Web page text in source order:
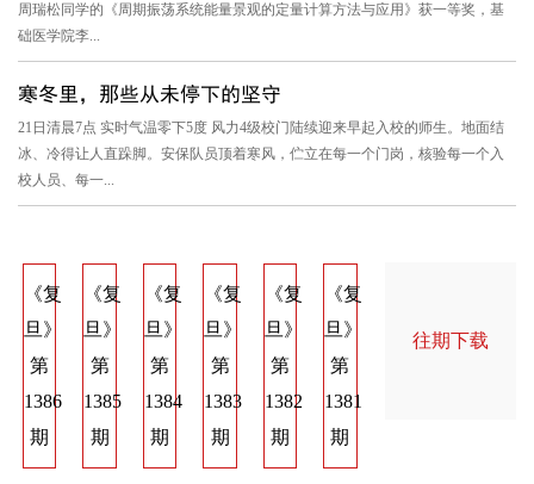
周瑞松同学的《周期振荡系统能量景观的定量计算方法与应用》获一等奖，基
础医学院李...
寒冬里，那些从未停下的坚守
21日清晨7点 实时气温零下5度 风力4级校门陆续迎来早起入校的师生。地面结
冰、冷得让人直跺脚。安保队员顶着寒风，伫立在每一个门岗，核验每一个入
校人员、每一...
《复
旦》
第
1386
期
《复
旦》
第
1385
期
《复
旦》
第
1384
期
《复
旦》
第
1383
期
《复
旦》
第
1382
期
《复
旦》
第
1381
期
旦》
往期下载